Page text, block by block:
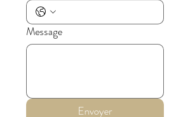
Message
Envoyer